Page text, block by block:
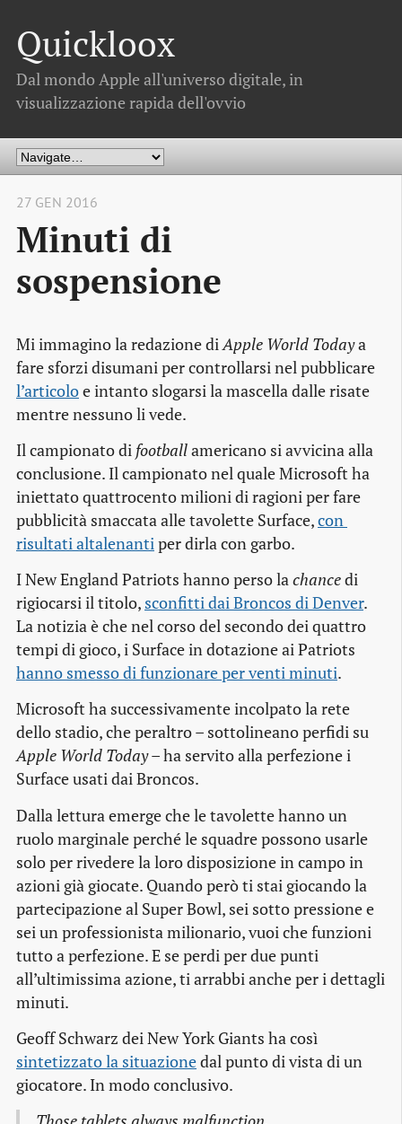
Quickloox
Dal mondo Apple all'universo digitale, in
visualizzazione rapida dell'ovvio
27 GEN 2016
Minuti di
sospensione
Mi immagino la redazione diApple World Todaya
fare sforzi disumani per controllarsi nel pubblicare
l’articoloe intanto slogarsi la mascella dalle risate
mentre nessuno li vede.
Il campionato di footballamericano si avvicina alla
conclusione. Il campionato nel quale Microsoft ha
iniettato quattrocento milioni di ragioni per fare
pubblicità smaccata alle tavolette Surface,con
risultati altalenantiper dirla con garbo.
I New England Patriots hanno perso lachancedi
rigiocarsi il titolo, sconfitti dai Broncos di Denver.
La notizia è che nel corso del secondo dei quattro
tempi di gioco, i Surface in dotazione ai Patriots
hanno smesso di funzionare per venti minuti.
Microsoft ha successivamente incolpato la rete
dello stadio, che peraltro – sottolineano perfidi su
Apple World Today– ha servito alla perfezione i
Surface usati dai Broncos.
Dalla lettura emerge che le tavolette hanno un
ruolo marginale perché le squadre possono usarle
solo per rivedere la loro disposizione in campo in
azioni già giocate. Quando però ti stai giocando la
partecipazione al Super Bowl, sei sotto pressione e
sei un professionista milionario, vuoi che funzioni
tutto a perfezione. E se perdi per due punti
all’ultimissima azione, ti arrabbi anche per i dettagli
minuti.
Geoff Schwarz dei New York Giants ha così
sintetizzato la situazionedal punto di vista di un
giocatore. In modo conclusivo.